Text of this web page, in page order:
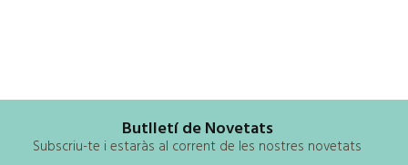
Butlletí de Novetats
Subscriu-te i estaràs al corrent de les nostres novetats